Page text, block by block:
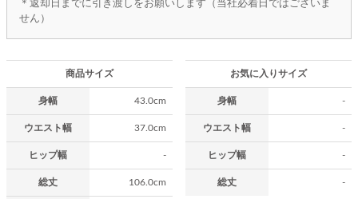
＊返却日までに引き渡しをお願いします（当社必着日ではございま
せん）
商品サイズ
身幅 43.0cm
ウエスト幅 37.0cm
ヒップ幅 -
総丈 106.0cm
お気に入りサイズ
身幅 -
ウエスト幅 -
ヒップ幅 -
総丈 -